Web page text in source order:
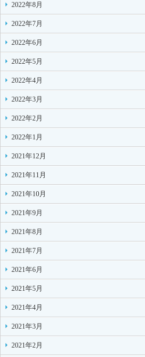
2022年8月
2022年7月
2022年6月
2022年5月
2022年4月
2022年3月
2022年2月
2022年1月
2021年12月
2021年11月
2021年10月
2021年9月
2021年8月
2021年7月
2021年6月
2021年5月
2021年4月
2021年3月
2021年2月